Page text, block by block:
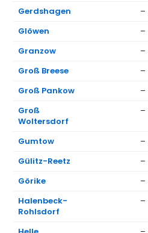
Gerdshagen
–
Glöwen
–
Granzow
–
Groß Breese
–
Groß Pankow
–
Groß
Woltersdorf
–
Gumtow –
Gülitz-Reetz
–
Görike
–
Halenbeck-
Rohlsdorf
–